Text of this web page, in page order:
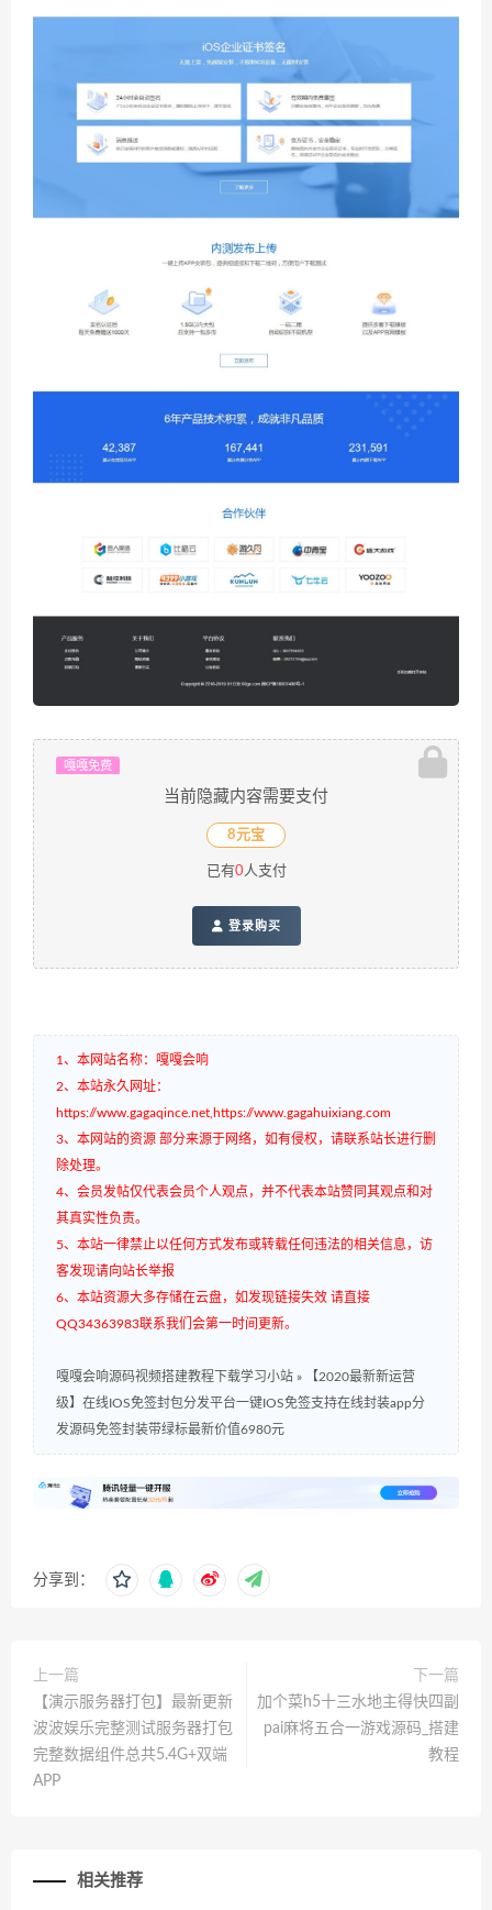
嘎嘎免费
当前隐藏内容需要支付
8元宝
已有0人支付
登录购买
1、本网站名称：嘎嘎会响
2、本站永久网址：
https://www.gagaqince.net,https://www.gagahuixiang.com
3、本网站的资源 部分来源于网络，如有侵权，请联系站长进行删
除处理。
4、会员发帖仅代表会员个人观点，并不代表本站赞同其观点和对
其真实性负责。
5、本站一律禁止以任何方式发布或转载任何违法的相关信息，访
客发现请向站长举报
6、本站资源大多存储在云盘，如发现链接失效 请直接
QQ34363983联系我们会第一时间更新。
嘎嘎会响源码视频搭建教程下载学习小站 »
【2020最新新运营
级】在线IOS免签封包分发平台一键IOS免签支持在线封装app分
发源码免签封装带绿标最新价值6980元
分享到：
上一篇
【演示服务器打包】最新更新
波波娱乐完整测试服务器打包
完整数据组件总共5.4G+双端
APP
下一篇
加个菜h5十三水地主得快四副
pai麻将五合一游戏源码_搭建
教程
相关推荐